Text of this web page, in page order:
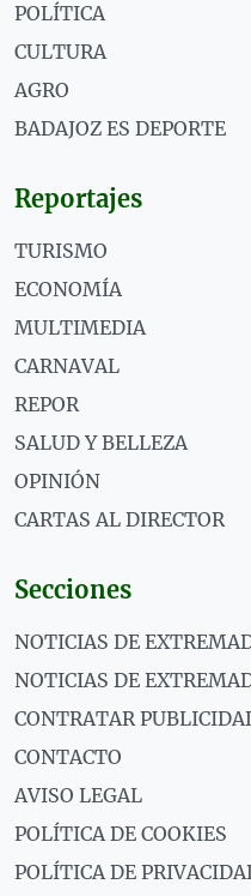
POLÍTICA
CULTURA
AGRO
BADAJOZ ES DEPORTE
Reportajes
TURISMO
ECONOMÍA
MULTIMEDIA
CARNAVAL
REPOR
SALUD Y BELLEZA
OPINIÓN
CARTAS AL DIRECTOR
Secciones
NOTICIAS DE
NOTICIAS DE
CONTRATAR
CONTACTO
AVISO LEGAL
POLÍTICA DE COOKIES
POLÍTICA DE